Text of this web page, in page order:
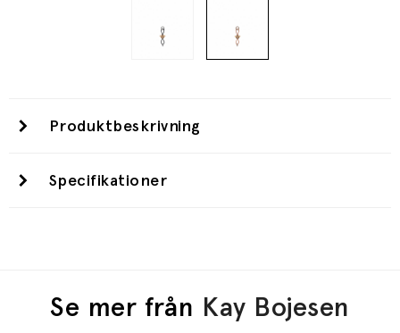
Produktbeskrivning
Specifikationer
Se mer från Kay Bojesen